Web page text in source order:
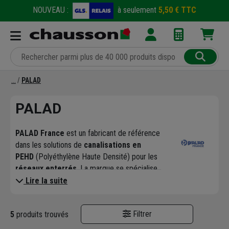
NOUVEAU : à seulement 5,50 € TTC
PALAD
PALAD
PALAD France est un fabricant de référence
dans les solutions de canalisations en
PEHD (Polyéthylène Haute Densité) pour les
réseaux enterrés . La marque se spécialise
dans lestuyaux à double paroi
durabilité maximales dans les projets deVRD
(Voirie et Réseaux Divers),
Lire la suite
5 produits trouvés Filtrer